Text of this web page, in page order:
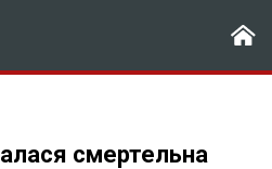
смертельна